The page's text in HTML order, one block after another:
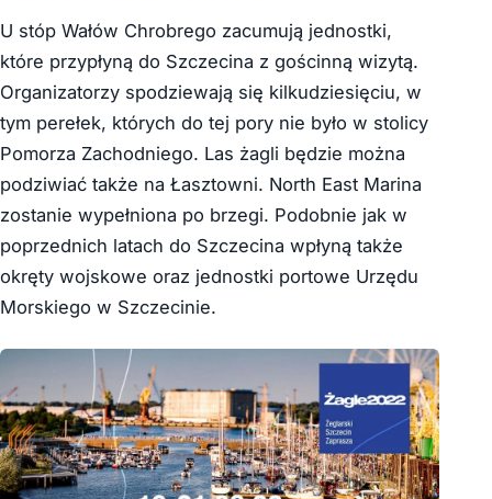
U stóp Wałów Chrobrego zacumują jednostki,
które przypłyną do Szczecina z gościnną wizytą.
Organizatorzy spodziewają się kilkudziesięciu, w
tym perełek, których do tej pory nie było w stolicy
Pomorza Zachodniego. Las żagli będzie można
podziwiać także na Łasztowni. North East Marina
zostanie wypełniona po brzegi. Podobnie jak w
poprzednich latach do Szczecina wpłyną także
okręty wojskowe oraz jednostki portowe Urzędu
Morskiego w Szczecinie.